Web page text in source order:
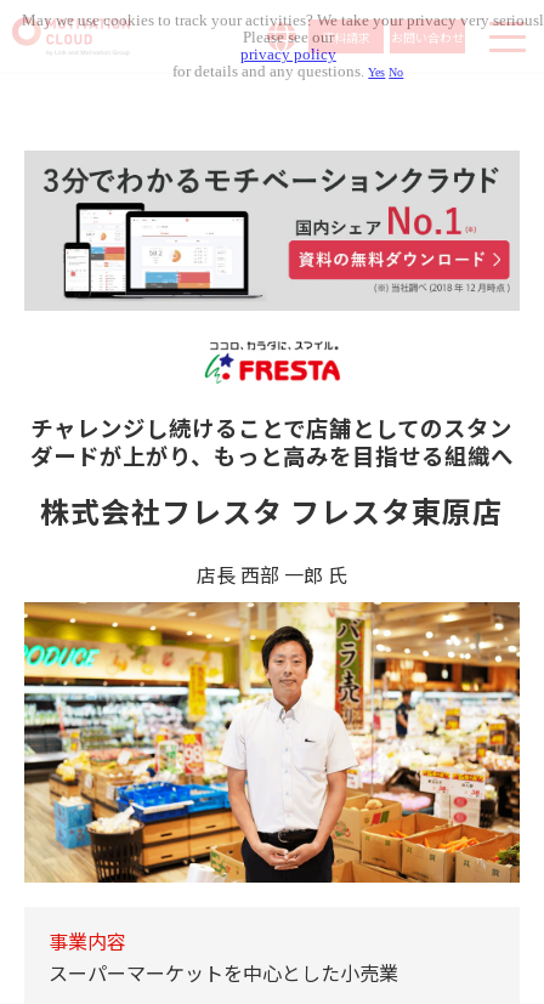
資料請求 お問い合わせ
料金体系
無料セミナー
お役立ち資料
コラム記事
組織人事メディア
チャレンジし続けることで店舗としてのスタン
ダードが上がり、もっと高みを目指せる組織へ
株式会社フレスタ フレスタ東原店
店長 西部 一郎 氏
事業内容
スーパーマーケットを中心とした小売業
May we use cookies to track your activities? We take your privacy very
Please see our
privacy policy
for details and any questions.Yes No